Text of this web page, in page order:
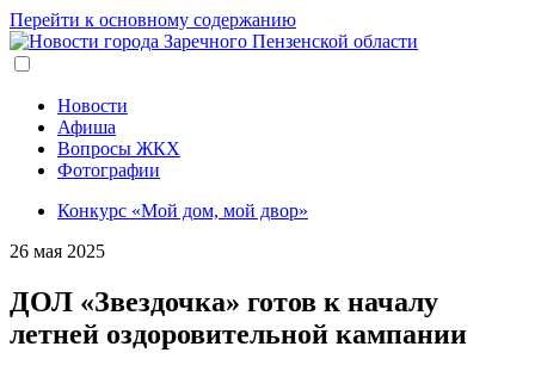
Перейти к основному содержанию
Новости
Афиша
Вопросы ЖКХ
Фотографии
Конкурс «Мой дом, мой двор»
26 мая 2025
ДОЛ «Звездочка» готов к началу
летней оздоровительной кампании